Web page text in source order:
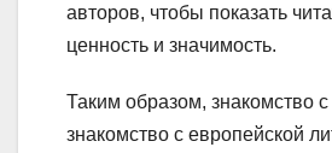
авторов, чтобы показать
ценность и значимость.
Таким образом, знакомство
знакомство с европейской